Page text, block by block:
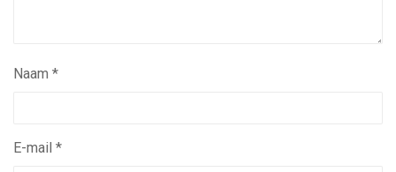
Naam *
E-mail *